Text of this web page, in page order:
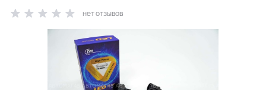
нет отзывов